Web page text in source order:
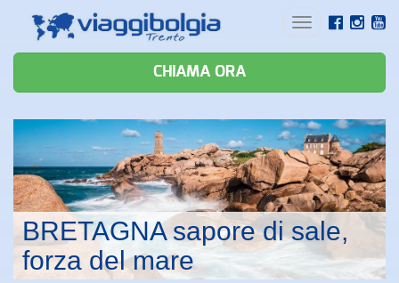
Toggle
CHIAMA ORA
BRETAGNA sapore di sale,
forza del mare